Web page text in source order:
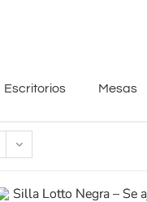
Escritorios Mesas